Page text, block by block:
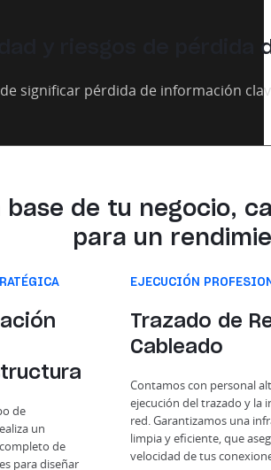
y riesgos de pérdida
significar pérdida de información
base de tu negocio,
para un
de
un
de
para diseñar
EJECUCIÓN
Trazado de
Cableado
Contamos con personal
ejecución del trazado y la
red. Garantizamos una
limpia y eficiente, que
velocidad de tus